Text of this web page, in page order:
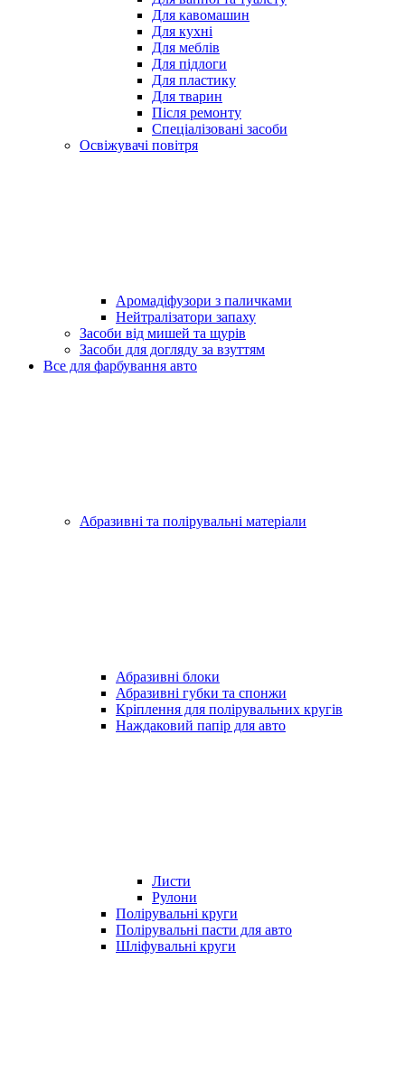
Для кавомашин
Для кухні
Для меблів
Для підлоги
Для пластику
Для тварин
Після ремонту
Спеціалізовані засоби
Освіжувачі повітря
Аромадіфузори з паличками
Нейтралізатори запаху
Засоби від мишей та щурів
Засоби для догляду за взуттям
Все для фарбування авто
Абразивні та полірувальні матеріали
Абразивні блоки
Абразивні губки та спонжи
Кріплення для полірувальних кругів
Наждаковий папір для авто
Листи
Рулони
Полірувальні круги
Полірувальні пасти для авто
Шліфувальні круги